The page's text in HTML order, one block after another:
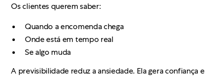
Os clientes querem saber:
Quando a encomenda chega
Onde está em tempo real
Se algo muda
A previsibilidade reduz a ansiedade. Ela gera confiança e